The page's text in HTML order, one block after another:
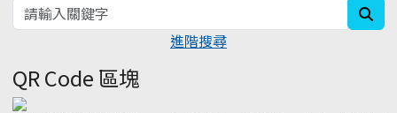
進階搜尋
QR Code 區塊